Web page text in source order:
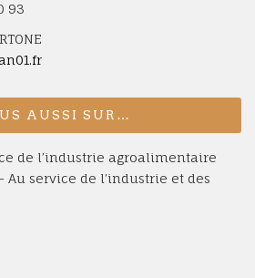
93
AUSSI SUR…
de l’industrie agroalimentaire
Au service de l’industrie et des